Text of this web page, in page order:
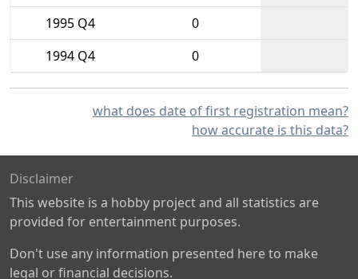
1995 Q4
0
1994 Q4
0
what does date of first registration mean?
how accurate is this data?
Disclaimer
This website is a hobby project and all statistics are
provided for entertainment purposes.
Don't use any information presented here to make
legal or financial decisions.